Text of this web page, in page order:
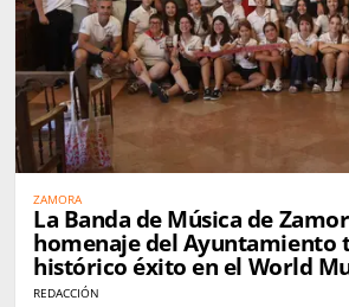
ZAMORA
La Banda de Música de
homenaje del Ayuntamiento
histórico éxito en el World
de Kerkrade
REDACCIÓN